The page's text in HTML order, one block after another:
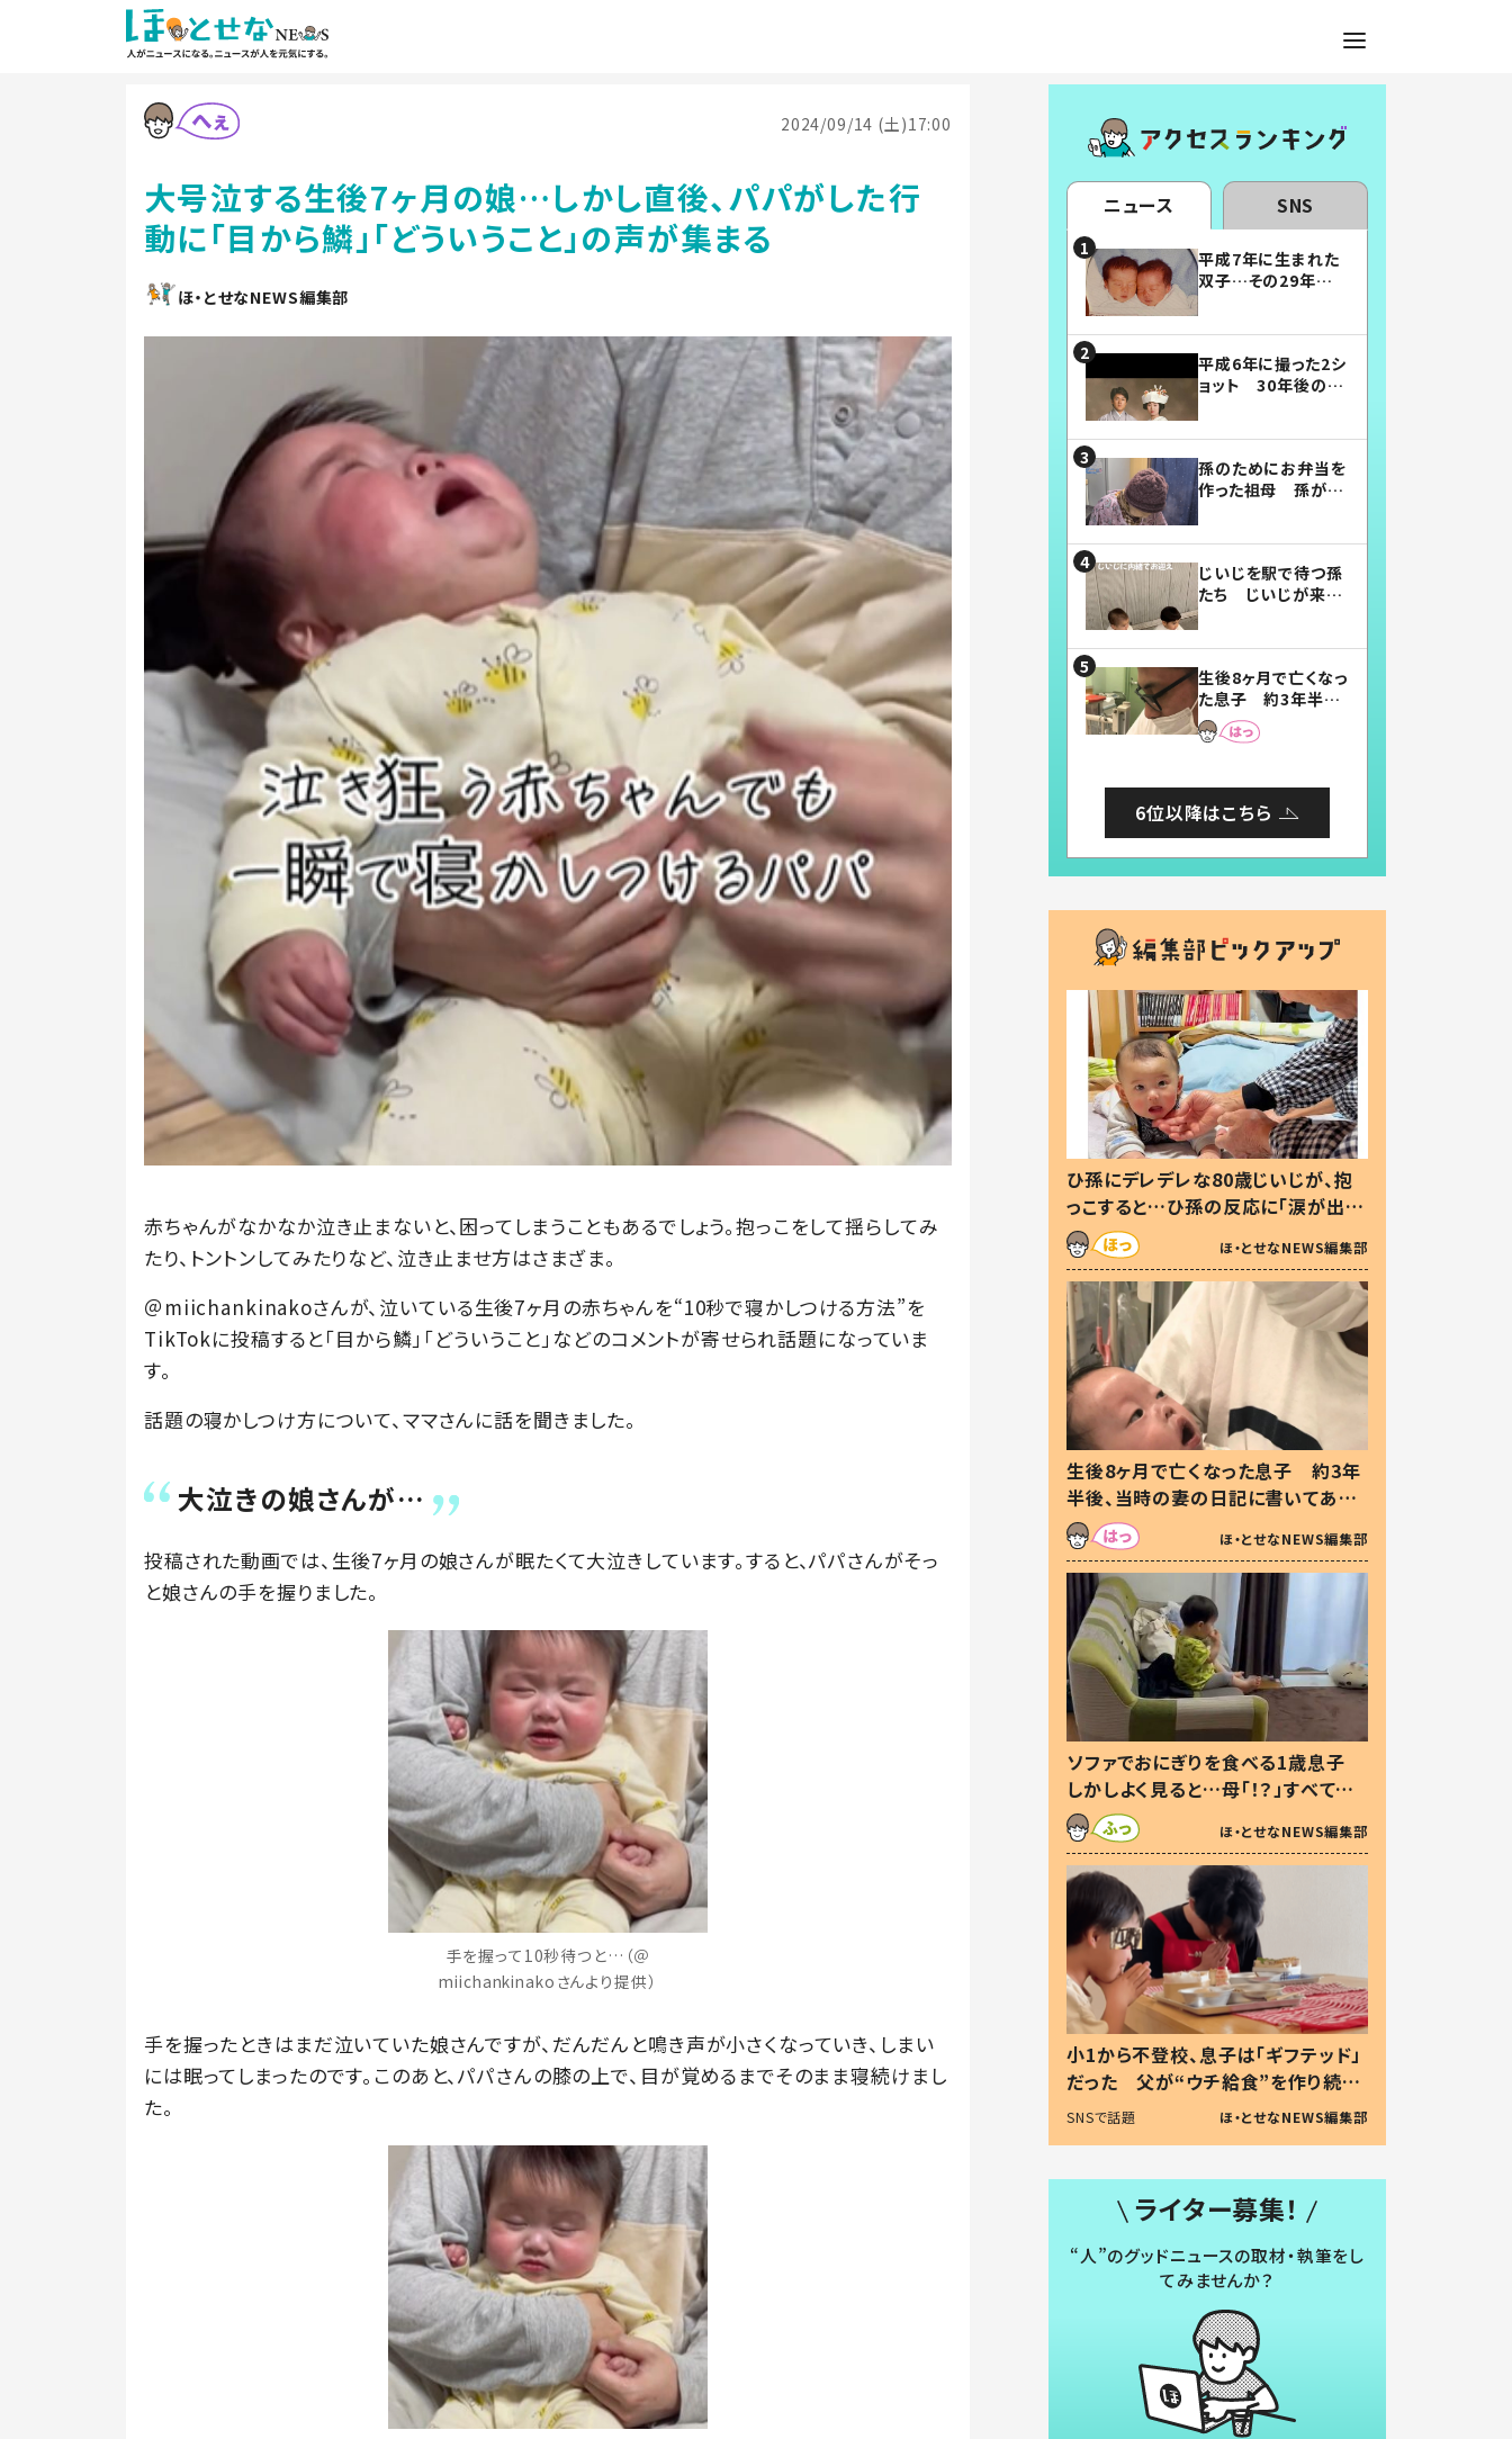
2024/09/14 (土)17:00
大号泣する生後7ヶ月の娘…しかし直後、パパがした行
動に「目から鱗」「どういうこと」の声が集まる
ほ・とせなNEWS編集部
赤ちゃんがなかなか泣き止まないと、困ってしまうこともあるでしょう。抱っこをして揺らしてみ
たり、トントンしてみたりなど、泣き止ませ方はさまざま。
＠miichankinakoさんが、泣いている生後7ヶ月の赤ちゃんを“10秒で寝かしつける方法”を
TikTokに投稿すると「目から鱗」「どういうこと」などのコメントが寄せられ話題になっていま
す。
話題の寝かしつけ方について、ママさんに話を聞きました。
大泣きの娘さんが…
投稿された動画では、生後7ヶ月の娘さんが眠たくて大泣きしています。すると、パパさんがそっ
と娘さんの手を握りました。
手を握って10秒待つと…（＠
miichankinakoさんより提供）
手を握ったときはまだ泣いていた娘さんですが、だんだんと鳴き声が小さくなっていき、しまい
には眠ってしまったのです。このあと、パパさんの膝の上で、目が覚めるまでそのまま寝続けまし
た。
ニュース SNS
平成7年に生まれた
双子…その29年後
平成6年に撮った2シ
ョット 30年後の姿
孫のためにお弁当を
作った祖母 孫が絶
じいじを駅で待つ孫
たち じいじが来た
まらない」「幸せにな
れる」
生後8ヶ月で亡くなっ
た息子 約3年半
後、当時の妻の日記
に書いてあった本音
6位以降はこちら
ひ孫にデレデレな80歳じいじが、抱
っこすると…ひ孫の反応に「涙が出ま
した」「可愛くて仕方ない」
ほ・とせなNEWS編集部
生後8ヶ月で亡くなった息子 約3年
半後、当時の妻の日記に書いてあっ
た本音とは
ほ・とせなNEWS編集部
ソファでおにぎりを食べる1歳息子
しかしよく見ると…母「！？」すべてを
察した母の投稿に「可愛いから許
す！」「現行犯〜」
ほ・とせなNEWS編集部
小1から不登校、息子は「ギフテッド」
だった 父が“ウチ給食”を作り続け
る理由とは #令和の親 #令和の子
SNSで話題 ほ・とせなNEWS編集部
ライター募集！
“人”のグッドニュースの取材・執筆をし
てみませんか？